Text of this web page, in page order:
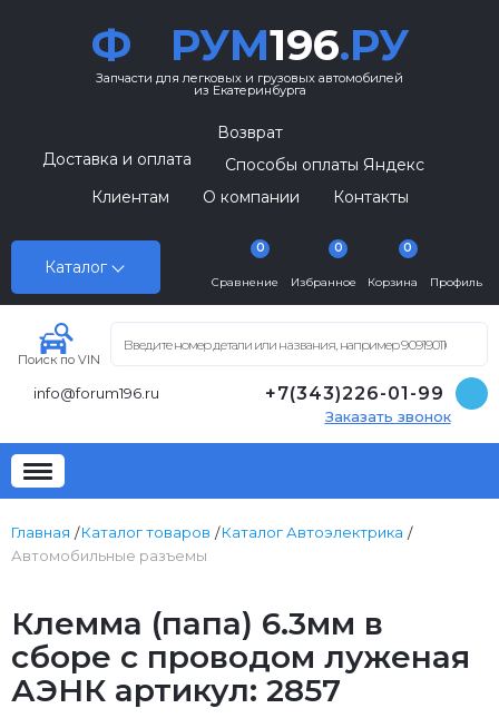
Ф РУМ196.РУ
Запчасти для легковых и грузовых автомобилей
из Екатеринбурга
Каталог
Возврат
Доставка и оплата
Способы оплаты Яндекс
Клиентам
О компании Контакты
Сравнение
0
Избранное
0
Корзина
0
Профиль
Поиск по VIN
info@forum196.ru +7(343)226-01-99
Заказать звонок
Главная Каталог товаров
Каталог Автоэлектрика
Автомобильные разъемы
Клемма (папа) 6.3мм в
сборе с проводом луженая
АЭНК артикул: 2857